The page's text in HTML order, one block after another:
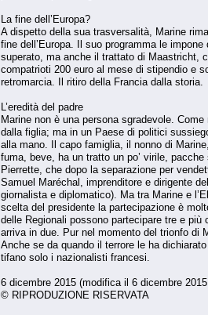
La fine dell’Europa?
A dispetto della sua trasversalità, Marine
fine dell’Europa. Il suo programma le
superato, ma anche il trattato di Maastricht,
compatrioti 200 euro al mese di stipendio e
retromarcia. Il ritiro della Francia dalla storia.
L’eredità del padre
Marine non è una persona sgradevole.
dalla figlia; ma in un Paese di politici
alla mano. Il capo famiglia, il nonno di
fuma, beve, ha un tratto un po’ virile,
Pierrette, che dopo la separazione per
Samuel Maréchal, imprenditore e dirigente
giornalista e diplomatico). Ma tra Marine e
scelta del presidente la partecipazione è
delle Regionali possono partecipare tre e
arriva in due. Pur nel momento del trionfo di
Anche se da quando il terrore le ha
tifano solo i nazionalisti francesi.
6 dicembre 2015 (modifica il 6 dicembre
© RIPRODUZIONE RISERVATA